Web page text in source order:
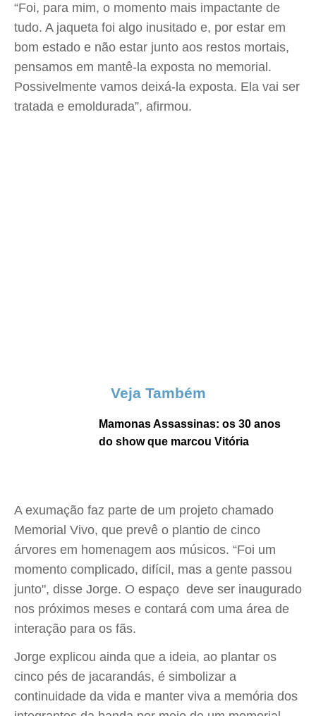
“Foi, para mim, o momento mais impactante de
tudo. A jaqueta foi algo inusitado e, por estar em
bom estado e não estar junto aos restos mortais,
pensamos em mantê-la exposta no memorial.
Possivelmente vamos deixá-la exposta. Ela vai ser
tratada e emoldurada”, afirmou.
Veja Também
Mamonas Assassinas: os 30 anos
do show que marcou Vitória
A exumação faz parte de um projeto chamado
Memorial Vivo, que prevê o plantio de cinco
árvores em homenagem aos músicos. “Foi um
momento complicado, difícil, mas a gente passou
junto", disse Jorge. O espaço deve ser inaugurado
nos próximos meses e contará com uma área de
interação para os fãs.
Jorge explicou ainda que a ideia, ao plantar os
cinco pés de jacarandás, é simbolizar a
continuidade da vida e manter viva a memória dos